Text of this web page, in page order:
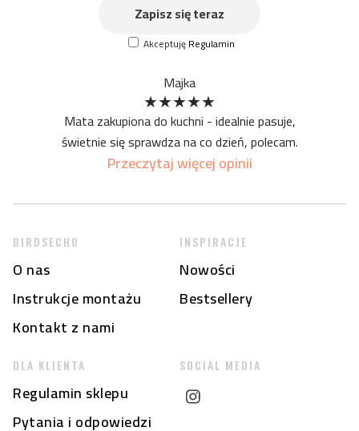
Zapisz się teraz
AkceptujęRegulamin
Majka
★★★★★
Mata zakupiona do kuchni - idealnie pasuje,
świetnie się sprawdza na co dzień, polecam.
Przeczytaj więcej opinii
BIRDSECHO
O nas
Instrukcje montażu
Kontakt z nami
DLA KLIENTA
Regulamin sklepu
Pytania i odpowiedzi
INSPIRACJE
Nowości
Bestsellery
SOCIAL MEDIA